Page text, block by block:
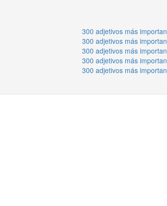
300 adjetivos más
300 adjetivos más
300 adjetivos más
300 adjetivos más
300 adjetivos más